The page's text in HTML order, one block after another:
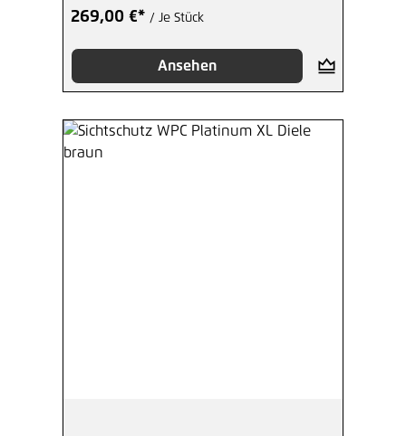
269,00 €* / Je Stück
Ansehen